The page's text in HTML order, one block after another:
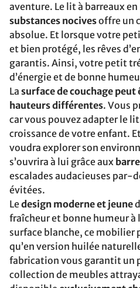
aventure. Le lit à barreaux en
substances nocivesoffre un
absolue. Et lorsque votre
et bien protégé, les rêves
garantis. Ainsi, votre petit
d’énergie et de bonne
La surface de couchage
hauteurs différentes. Vous
car vous pouvez adapter le
croissance de votre enfant.
voudra explorer son
s’ouvrira à lui grâce aux
escalades audacieuses par-
évitées.
Ledesign moderne et jeune
fraîcheur et bonne humeur à
surface blanche, ce mobilier
qu’en version huilée
fabrication vous garantit un
collection de meubles